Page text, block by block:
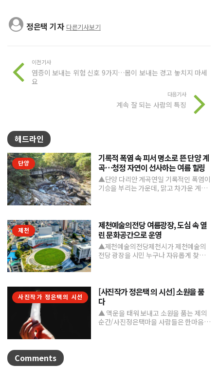
정은택 기자 다른기사보기
이전기사
염증이 보내는 위험 신호 9가지…몸이 보내는 경고 놓치지 마세
요
다음기사
계속 잘 되는 사람의 특징
헤드라인
단양
기록적 폭염 속 피서 명소로 뜬 단양 계
곡…청정 자연이 선사하는 여름 힐링
▲단양 다리안 계곡연일 기록적인 폭염이
기승을 부리는 가운데, 맑고 차가운 계곡
제천
제천예술의전당 여름광장, 도심 속 열
린 문화공간으로 운영
▲제천예술의전당제천시가 제천예술의
전당 광장을 시민 누구나 자유롭게 찾고
사진작가 정은택의 시선
[사진작가 정은택 의 시선] 소원을 품
다
▲ 액운을 태워 보내고 소원을 품는 제의
순간/사진정은택마을 사람들은 한마음으
Comments